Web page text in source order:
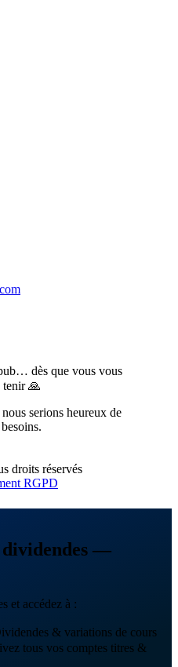
dès que vous vous
tenir 🙏
serions heureux de
droits réservés
RGPD
dividendes —
et accédez à :
& variations de cours
tous vos comptes titres &